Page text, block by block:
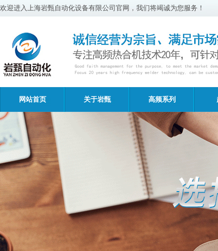
欢迎进入上海岩甄自动化设备有限公司官网，我们将竭诚为您服务！
网站首页 关于岩甄 高频系列